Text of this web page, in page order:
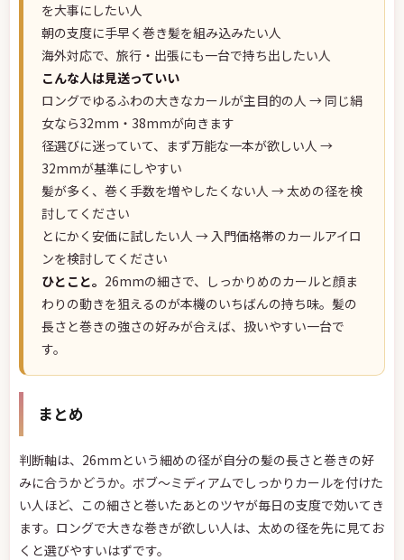
を大事にしたい人
朝の支度に手早く巻き髪を組み込みたい人
海外対応で、旅行・出張にも一台で持ち出したい人
こんな人は見送っていい
ロングでゆるふわの大きなカールが主目的の人 → 同じ絹
女なら32mm・38mmが向きます
径選びに迷っていて、まず万能な一本が欲しい人 →
32mmが基準にしやすい
髪が多く、巻く手数を増やしたくない人 → 太めの径を検
討してください
とにかく安価に試したい人 → 入門価格帯のカールアイロ
ンを検討してください
ひとこと。 26mmの細さで、しっかりめのカールと顔ま
わりの動きを狙えるのが本機のいちばんの持ち味。髪の
長さと巻きの強さの好みが合えば、扱いやすい一台で
す。
まとめ
判断軸は、26mmという細めの径が自分の髪の長さと巻きの好
みに合うかどうか。ボブ〜ミディアムでしっかりカールを付けた
い人ほど、この細さと巻いたあとのツヤが毎日の支度で効いてき
ます。ロングで大きな巻きが欲しい人は、太めの径を先に見てお
くと選びやすいはずです。